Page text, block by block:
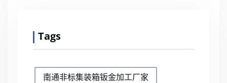
Tags
南通非标集装箱钣金加工厂家